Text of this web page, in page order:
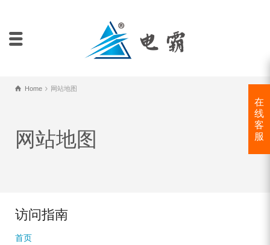
Home 网站地图
网站地图
访问指南
首页
在
线
客
服